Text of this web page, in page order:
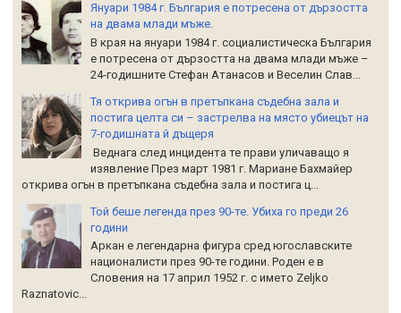
Януари 1984 г. България е потресена от дързостта
на двама млади мъже.
В края на януари 1984 г. социалистическа България
е потресена от дързостта на двама млади мъже –
24-годишните Стефан Атанасов и Веселин Слав...
Тя открива огън в претъпкана съдебна зала и
постига целта си – застрелва на място убиецът на
7-годишната й дъщеря
Веднага след инцидента те прави уличаващо я
изявление През март 1981 г. Мариане Бахмайер
открива огън в претъпкана съдебна зала и постига ц...
Той беше легенда през 90-те. Убиха го преди 26
години
Аркан е легендарна фигура сред югославските
националисти през 90-те години. Роден е в
Словения на 17 април 1952 г. с името Zeljko
Raznatoviс...